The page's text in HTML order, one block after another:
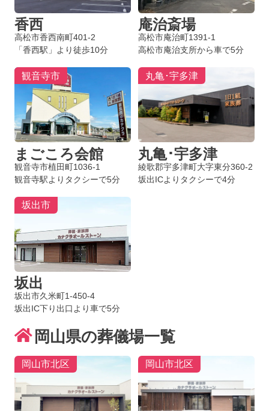
香西
高松市香西南町401-2
「香西駅」より徒歩10分
庵治斎場
高松市庵治町1391-1
高松市庵治支所から車で5分
観音寺市
まごころ会館
観音寺市植田町1036-1
観音寺駅よりタクシーで5分
丸亀･宇多津
丸亀･宇多津
綾歌郡宇多津町大字東分360-2
坂出ICよりタクシーで4分
坂出市
坂出
坂出市久米町1-450-4
坂出IC下り出口より車で5分
岡山県の葬儀場一覧
岡山市北区 岡山市北区
お得な会員価格!